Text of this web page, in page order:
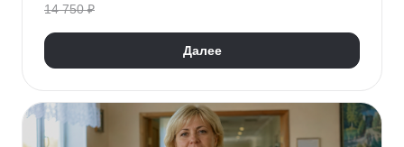
14 750 ₽
Далее